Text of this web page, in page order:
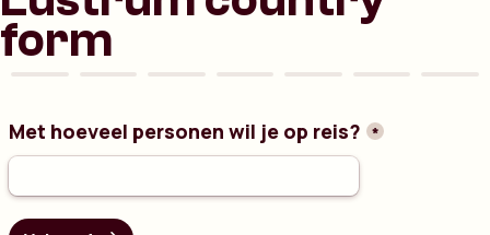
form